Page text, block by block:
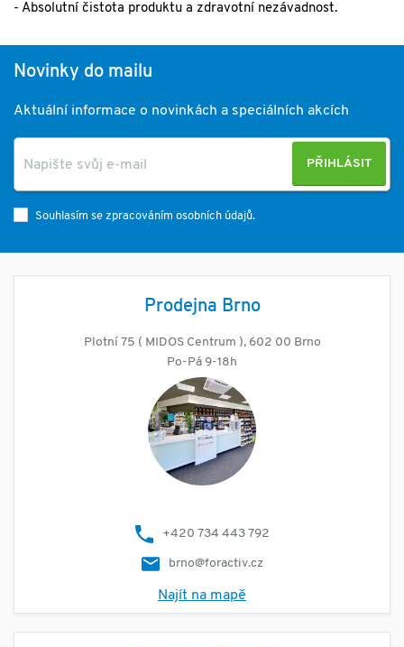
- Absolutní čistota produktu a zdravotní nezávadnost.
Novinky do mailu
Aktuální informace o novinkách a speciálních akcích
PŘIHLÁSIT
Souhlasím se zpracováním osobních údajů.
Prodejna Brno
Plotní 75 ( MIDOS Centrum ), 602 00 Brno
Po-Pá 9-18h
+420 734 443 792
brno@foractiv.cz
Najít na mapě